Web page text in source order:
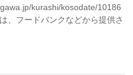
kurashi/kosodate/10186
、フードバンクなどから提供さ